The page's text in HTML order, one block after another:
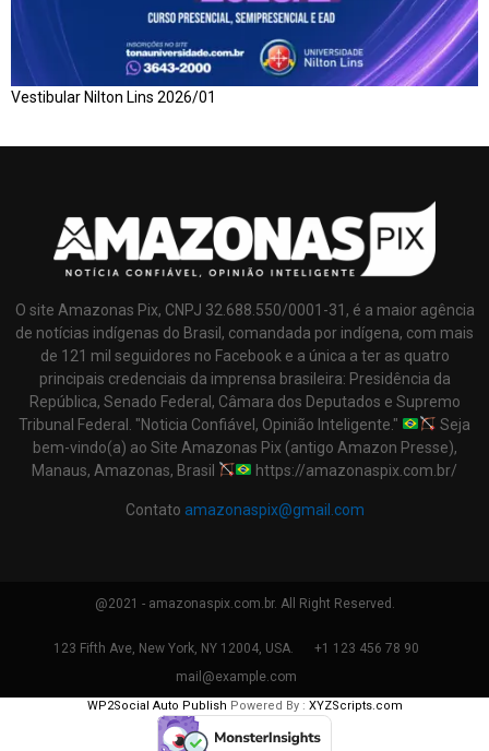
Vestibular Nilton Lins 2026/01
O site Amazonas Pix, CNPJ 32.688.550/0001-31, é a maior agência
de notícias indígenas do Brasil, comandada por indígena, com mais
de 121 mil seguidores no Facebook e a única a ter as quatro
principais credenciais da imprensa brasileira: Presidência da
República, Senado Federal, Câmara dos Deputados e Supremo
Tribunal Federal. "Noticia Confiável, Opinião Inteligente."
Seja
bem-vindo(a) ao Site Amazonas Pix (antigo Amazon Presse),
Manaus, Amazonas, Brasil
https://amazonaspix.com.br/
Contato amazonaspix@gmail.com
@2021 - amazonaspix.com.br. All Right Reserved.
123 Fifth Ave, New York, NY 12004, USA.
+1 123 456 78 90
mail@example.com
WP2Social Auto Publish Powered By : XYZScripts.com